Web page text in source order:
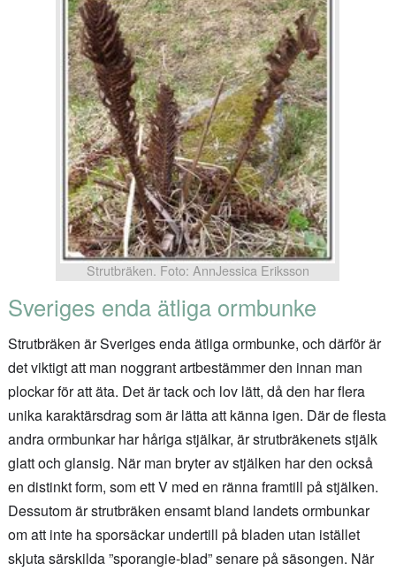
Strutbräken. Foto: AnnJessica Eriksson
Sveriges enda ätliga ormbunke
Strutbräken är Sveriges enda ätliga ormbunke, och därför är
det viktigt att man noggrant artbestämmer den innan man
plockar för att äta. Det är tack och lov lätt, då den har flera
unika karaktärsdrag som är lätta att känna igen. Där de flesta
andra ormbunkar har håriga stjälkar, är strutbräkenets stjälk
glatt och glansig. När man bryter av stjälken har den också
en distinkt form, som ett V med en ränna framtill på stjälken.
Dessutom är strutbräken ensamt bland landets ormbunkar
om att inte ha sporsäckar undertill på bladen utan istället
skjuta särskilda ”sporangie-blad” senare på säsongen. När